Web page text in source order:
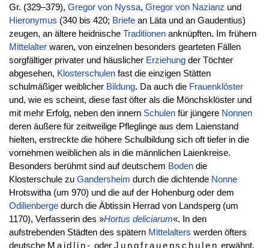
Gr. (329–379), Gregor von Nyssa, Gregor von Nazianz und
Hieronymus (340 bis 420; Briefean Läta und an Gaudentius)
zeugen, an ältere heidnische Traditionenanknüpften. Im frühern
Mittelalterwaren, von einzelnen besonders gearteten Fällen
sorgfältiger privater und häuslicher Erziehungder Töchter
abgesehen, Klosterschulenfast die einzigen Stätten
schulmäßiger weiblicher Bildung. Da auch die Frauenklöster
und, wie es scheint, diese fast öfter als die Mönchsklöster und
mit mehr Erfolg, neben den innern Schulenfür jüngere Nonnen
deren äußere für zeitweilige Pfleglinge aus dem Laienstand
hielten, erstreckte die höhere Schulbildung sich oft tiefer in die
vornehmen weiblichen als in die männlichen Laienkreise.
Besonders berühmt sind auf deutschem Bodendie
Klosterschule zu Gandersheim durch die dichtende Nonne
Hrotswitha (um 970) und die auf der Hohenburg oder dem
Odilienbergedurch die Äbtissin Herrad von Landsperg (um
1170), Verfasserin des »Hortus deliciarum«. In den
aufstrebenden Städten des spätern Mittelalters werden öfters
deutsche Maidlin- oderJungfrauenschulen erwähnt,